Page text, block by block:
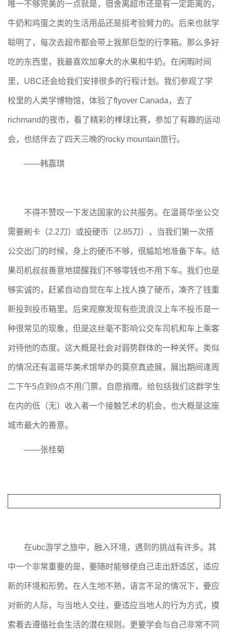
唯一不够完美的一点就是，宿舍离超市还是有一定距离的，
牛奶和鸡蛋之类的生活用品还是挺考验臂力的。后来也就学
聪明了，每次去超市都会带上我那巨型的行李箱。那么多好
吃的东西里，我最喜欢加拿大的水果和牛奶。在闲暇时间
里，UBC还会给我们安排很多的行程计划。我们参观了学
校里的人类学博物馆，体验了flyover Canada，去了
richmand的夜市，看了精彩的棒球比赛，参加了有趣的运动
会，也结伴去了四天三晚的rocky mountain旅行。
——韩嘉琪
不得不赞叹一下发达国家的公共服务。在温哥华坐公交
需要刷卡（2.2刀）或投硬币（2.85刀），当我们第一次搭
公交出门的时候，身上的硬币不够，很尴尬地准备下车。结
果司机叔叔善意地提醒我们不够零钱也不用下车。我们也是
够实诚的，赶紧自动自觉在车上找人换了硬币，凑齐了钱重
新投到投币箱里。后来观察发现有些流浪汉上车不投币是一
种很常见的现象，但是这丝毫不影响公交车司机和车上乘客
对待他的态度。这大概是社会对弱势群体的一种关怀。类似
的情况还有温哥华美术馆举办的莫奈真迹展，展出期间逢周
二下午5点到9点不用门票，自愿捐赠。给包括我们这群学生
在内的低（无）收入者一个接触艺术的机会，也大概是这座
城市最大的善意。
——张桂菊
在ubc游学之旅中，融入环境，遇到的挑战有许多。其
中一个非常重要的是，要随时能够使自己走出舒适区，适应
新的环境和形势。在人生地不熟，语言不足的情况下，要应
对新的人际，与当地人交往，要适应当地人的行为方式，摸
索着去遵循社会生活的潜在规则。更要学会与自己非常不同